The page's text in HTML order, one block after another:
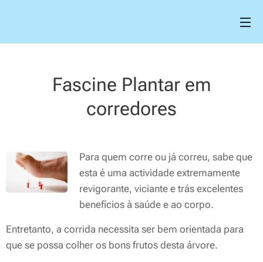
Fascine Plantar em
corredores
Para quem corre ou já correu, sabe que
esta é uma actividade extremamente
revigorante, viciante e trás excelentes
benefícios à saúde e ao corpo.
Entretanto, a corrida necessita ser bem orientada para
que se possa colher os bons frutos desta árvore.